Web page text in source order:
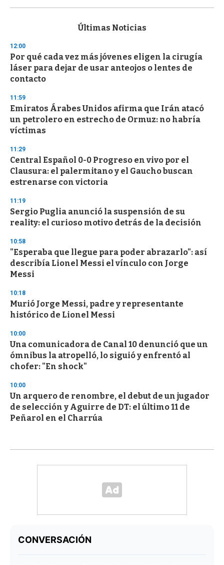
s
d
s
o
f
3
s
e
c
o
n
s
Últimas Noticias
12:00
Por qué cada vez más jóvenes eligen la cirugía
láser para dejar de usar anteojos o lentes de
contacto
11:59
Emiratos Árabes Unidos afirma que Irán atacó
un petrolero en estrecho de Ormuz: no habría
víctimas
11:29
Central Español 0-0 Progreso en vivo por el
Clausura: el palermitano y el Gaucho buscan
estrenarse con victoria
11:19
Sergio Puglia anunció la suspensión de su
reality: el curioso motivo detrás de la decisión
10:58
"Esperaba que llegue para poder abrazarlo": así
describía Lionel Messi el vínculo con Jorge
Messi
10:18
Murió Jorge Messi, padre y representante
histórico de Lionel Messi
10:00
Una comunicadora de Canal 10 denunció que un
ómnibus la atropelló, lo siguió y enfrentó al
chofer: "En shock"
10:00
Un arquero de renombre, el debut de un jugador
de selección y Aguirre de DT: el último 11 de
Peñarol en el Charrúa